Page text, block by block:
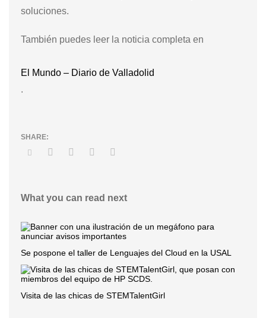
soluciones.
También puedes leer la noticia completa en
El Mundo – Diario de Valladolid
.
What you can read next
Se pospone el taller de Lenguajes del Cloud en la USAL
Visita de las chicas de STEMTalentGirl